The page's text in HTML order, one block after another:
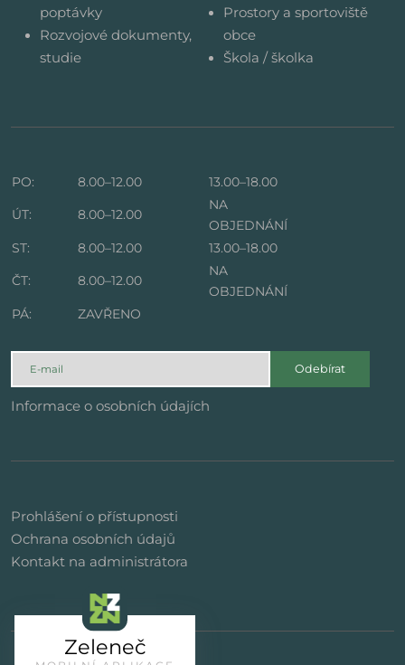
poptávky
Rozvojové dokumenty,
studie
Prostory a sportoviště
obce
Škola / školka
PO: 8.00–12.00
13.00–18.00
ÚT:
8.00–12.00
NA
OBJEDNÁNÍ
ST:
8.00–12.00
13.00–18.00
ČT:
8.00–12.00
NA
OBJEDNÁNÍ
PÁ:
ZAVŘENO
Odebírat
Informace o osobních údajích
Prohlášení o přístupnosti
Ochrana osobních údajů
Kontakt na administrátora
Zeleneč